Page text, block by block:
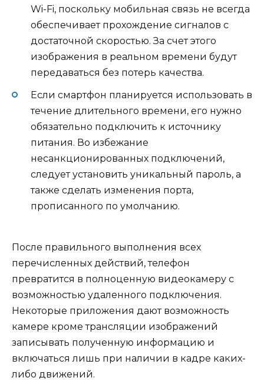
Wi-Fi, поскольку мобильная связь не всегда
обеспечивает прохождение сигналов с
достаточной скоростью. За счет этого
изображения в реальном времени будут
передаваться без потерь качества.
Если смартфон планируется использовать в
течение длительного времени, его нужно
обязательно подключить к источнику
питания. Во избежание
несанкционированных подключений,
следует установить уникальный пароль, а
также сделать изменения порта,
прописанного по умолчанию.
После правильного выполнения всех
перечисленных действий, телефон
превратится в полноценную видеокамеру с
возможностью удаленного подключения.
Некоторые приложения дают возможность
камере кроме трансляции изображений
записывать полученную информацию и
включаться лишь при наличии в кадре каких-
либо движений.